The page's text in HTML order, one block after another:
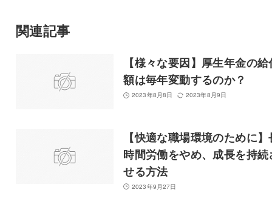
関連記事
【様々な要因】厚生年金の給
額は毎年変動するのか？
2023年8月8日 2023年8月9日
【快適な職場環境のために】
時間労働をやめ、成長を持続
せる方法
2023年9月27日